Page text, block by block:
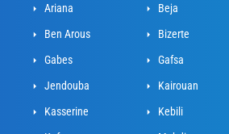
Ariana
Beja
Ben Arous
Bizerte
Gabes
Gafsa
Jendouba
Kairouan
Kasserine
Kebili